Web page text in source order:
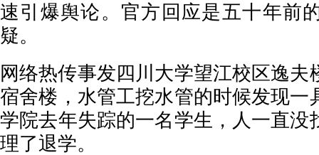
速引爆舆论。官方回应是五十年前
疑。
网络热传事发四川大学望江校区逸夫
宿舍楼，水管工挖水管的时候发现一
学院去年失踪的一名学生，人一直没
理了退学。